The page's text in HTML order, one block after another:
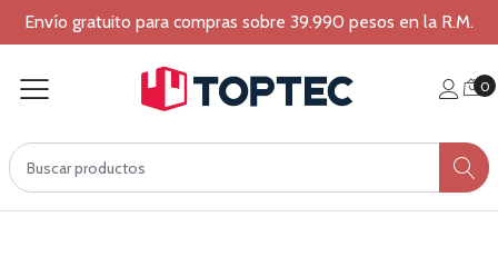
Envío gratuito para compras sobre 39.990 pesos en la R.M.
0